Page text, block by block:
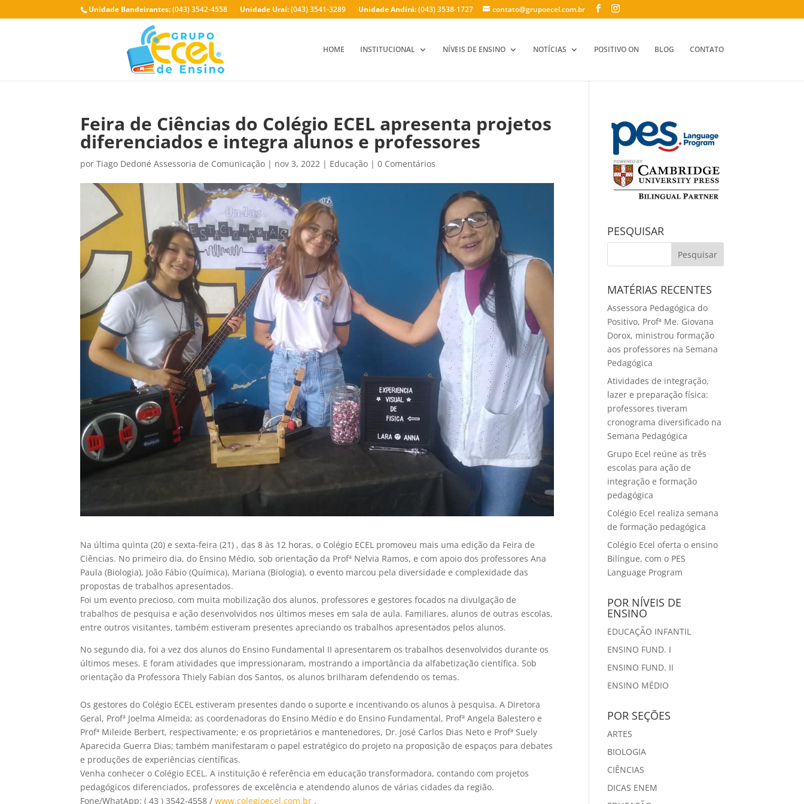
Unidade Bandeirantes:(043) 3542-4558 Unidade Uraí:(043) 3541-3289 Unidade Andirá:(043) 3538-1727 contato@grupoecel.com.br
HOME INSTITUCIONAL NÍVEIS DE ENSINO NOTÍCIAS POSITIVO ON BLOG CONTATO
Feira de Ciências do Colégio ECEL apresenta projetos
diferenciados e integra alunos e professores
porTiago Dedoné Assessoria de Comunicação | nov 3, 2022 | Educação |0 Comentários
Na última quinta (20) e sexta-feira (21) , das 8 às 12 horas, o Colégio ECEL promoveu mais uma edição da Feira de
Ciências. No primeiro dia, do Ensino Médio, sob orientação da Profª Nelvia Ramos, e com apoio dos professores Ana
Paula (Biologia), João Fábio (Química), Mariana (Biologia), o evento marcou pela diversidade e complexidade das
propostas de trabalhos apresentados.
Foi um evento precioso, com muita mobilização dos alunos, professores e gestores focados na divulgação de
trabalhos de pesquisa e ação desenvolvidos nos últimos meses em sala de aula. Familiares, alunos de outras escolas,
entre outros visitantes, também estiveram presentes apreciando os trabalhos apresentados pelos alunos.
No segundo dia, foi a vez dos alunos do Ensino Fundamental II apresentarem os trabalhos desenvolvidos durante os
últimos meses. E foram atividades que impressionaram, mostrando a importância da alfabetização científica. Sob
orientação da Professora Thiely Fabian dos Santos, os alunos brilharam defendendo os temas.
Os gestores do Colégio ECEL estiveram presentes dando o suporte e incentivando os alunos à pesquisa. A Diretora
Geral, Profª Joelma Almeida; as coordenadoras do Ensino Médio e do Ensino Fundamental, Profª Angela Balestero e
Profª Mileide Berbert, respectivamente; e os proprietários e mantenedores, Dr. José Carlos Dias Neto e Profª Suely
Aparecida Guerra Dias; também manifestaram o papel estratégico do projeto na proposição de espaços para debates
e produções de experiências científicas.
Venha conhecer o Colégio ECEL. A instituição é referência em educação transformadora, contando com projetos
pedagógicos diferenciados, professores de excelência e atendendo alunos de várias cidades da região.
Fone/WhatApp: ( 43 ) 3542-4558 /www.colegioecel.com.br .
PESQUISAR
MATÉRIAS RECENTES
Assessora Pedagógica do
Positivo, Profª Me. Giovana
Dorox, ministrou formação
aos professores na Semana
Pedagógica
Atividades de integração,
lazer e preparação física:
professores tiveram
cronograma diversificado na
Semana Pedagógica
Grupo Ecel reúne as três
escolas para ação de
integração e formação
pedagógica
Colégio Ecel realiza semana
de formação pedagógica
Colégio Ecel oferta o ensino
Bilíngue, com o PES
Language Program
POR NÍVEIS DE
ENSINO
EDUCAÇÃO INFANTIL
ENSINO FUND. I
ENSINO FUND. II
ENSINO MÉDIO
POR SEÇÕES
ARTES
BIOLOGIA
CIÊNCIAS
DICAS ENEM